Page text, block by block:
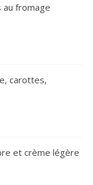
au fromage
carottes,
et crème légère